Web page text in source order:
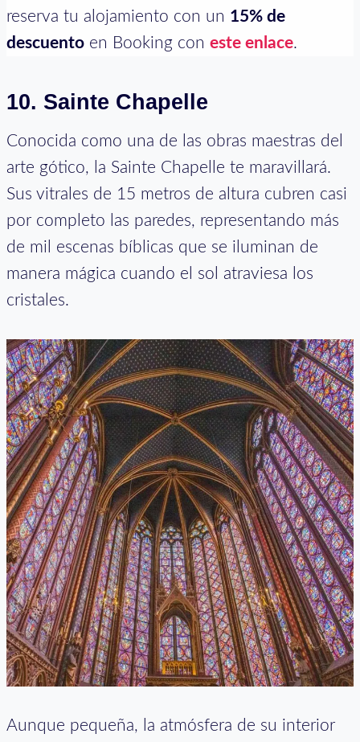
reserva tu alojamiento con un 15% de
descuento en Booking con este enlace.
10. Sainte Chapelle
Conocida como una de las obras maestras del
arte gótico, la Sainte Chapelle te maravillará.
Sus vitrales de 15 metros de altura cubren casi
por completo las paredes, representando más
de mil escenas bíblicas que se iluminan de
manera mágica cuando el sol atraviesa los
cristales.
Aunque pequeña, la atmósfera de su interior